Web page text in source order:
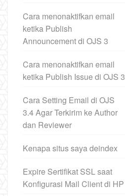
Cara menonaktifkan email
ketika Publish
Announcement di OJS 3
Cara menonaktifkan email
ketika Publish Issue di OJS 3
Cara Setting Email di OJS
3.4 Agar Terkirim ke Author
dan Reviewer
Kenapa situs saya deindex
Expire Sertifikat SSL saat
Konfigurasi Mail Client di HP